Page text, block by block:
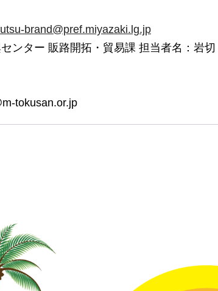
brand@pref.miyazaki.lg.jp
ンター 販路開拓・貿易課 担当者名：岩切
tokusan.or.jp